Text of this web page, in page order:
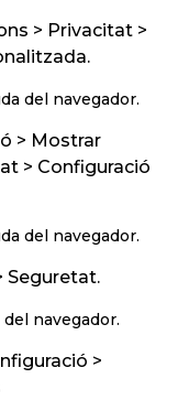
> Privacitat >
del navegador.
> Mostrar
> Configuració
del navegador.
Seguretat.
del navegador.
>